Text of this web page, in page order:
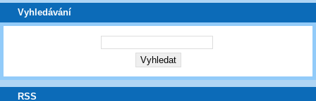
Vyhledávání
RSS